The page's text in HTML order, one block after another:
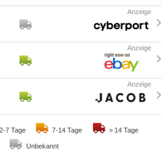
2-7 Tage 7-14 Tage > 14 Tage
Unbekannt